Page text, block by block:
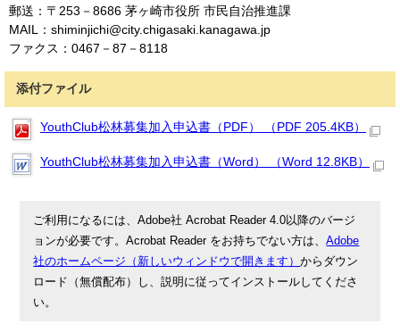
郵送：〒253－8686 茅ヶ崎市役所 市民自治推進課
MAIL：shiminjichi@city.chigasaki.kanagawa.jp
ファクス：0467－87－8118
添付ファイル
YouthClub松林募集加入申込書（PDF） （PDF 205.4KB）
YouthClub松林募集加入申込書（Word） （Word 12.8KB）
ご利用になるには、Adobe社 Acrobat Reader 4.0以降のバージ
ョンが必要です。Acrobat Reader をお持ちでない方は、Adobe
社のホームページ（新しいウィンドウで開きます）からダウン
ロード（無償配布）し、説明に従ってインストールしてくださ
い。